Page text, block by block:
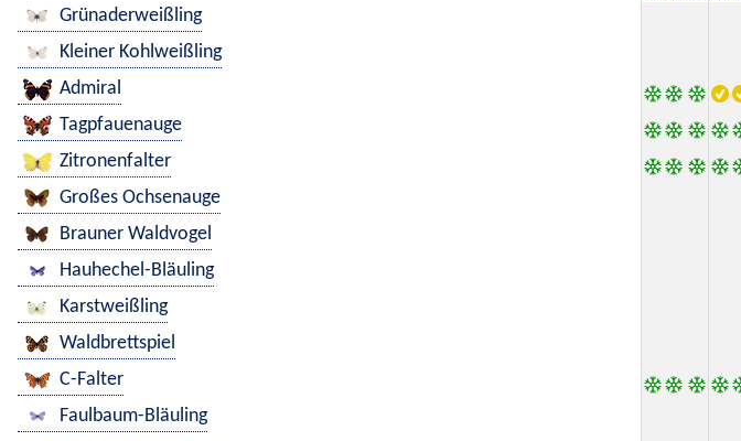
Grünaderweißling
Kleiner Kohlweißling
Admiral
Tagpfauenauge
Zitronenfalter
Großes Ochsenauge
Brauner Waldvogel
Hauhechel-Bläuling
Karstweißling
Waldbrettspiel
C-Falter
Faulbaum-Bläuling